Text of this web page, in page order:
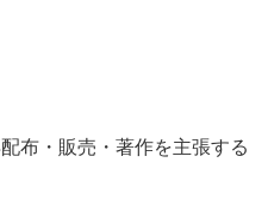
布・販売・著作を主張する